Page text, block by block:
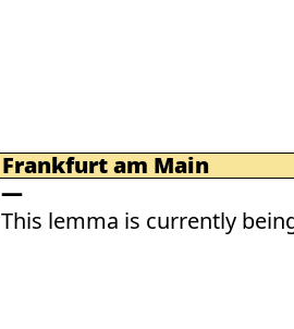
Frankfurt am Main
This lemma is currently